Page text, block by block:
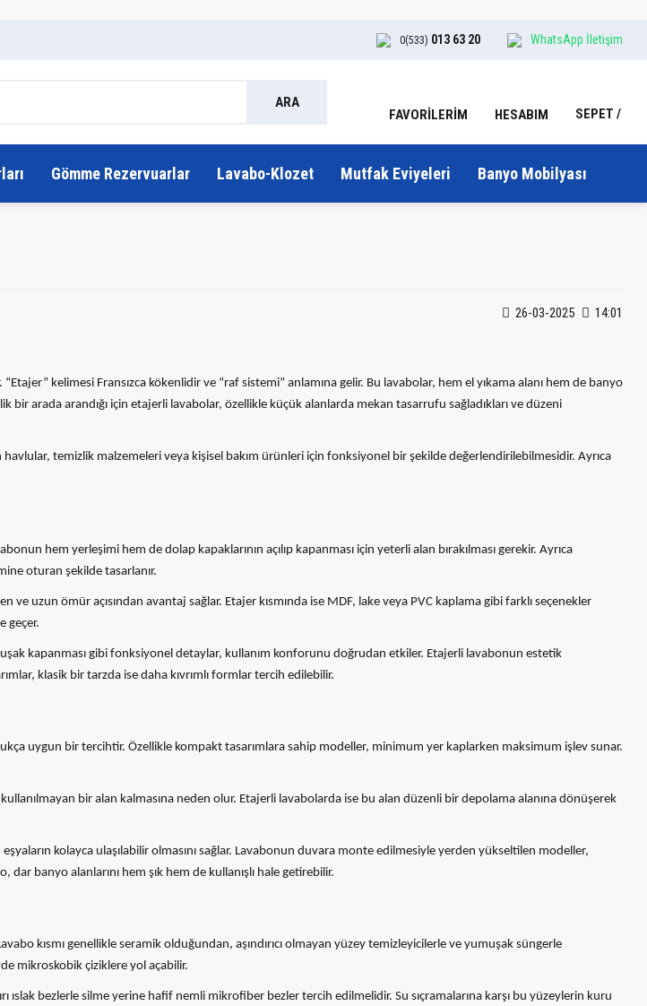
0(533) 013 63 20 WhatsApp İletişim
ARA
FAVORİLERİM HESABIM SEPET
Gömme Rezervuarlar Lavabo-Klozet Mutfak Eviyeleri Banyo Mobilyası
26-03-2025 14:01
kelimesi Fransızca kökenlidir ve “raf sistemi” anlamına gelir. Bu lavabolar, hem el yıkama alanı hem de banyo
bir arada arandığı için etajerli lavabolar, özellikle küçük alanlarda mekan tasarrufu sağladıkları ve düzeni
temizlik malzemeleri veya kişisel bakım ürünleri için fonksiyonel bir şekilde değerlendirilebilmesidir. Ayrıca
hem yerleşimi hem de dolap kapaklarının açılıp kapanması için yeterli alan bırakılması gerekir. Ayrıca
oturan şekilde tasarlanır.
uzun ömür açısından avantaj sağlar. Etajer kısmında ise MDF, lake veya PVC kaplama gibi farklı seçenekler
geçer.
kapanması gibi fonksiyonel detaylar, kullanım konforunu doğrudan etkiler. Etajerli lavabonun estetik
klasik bir tarzda ise daha kıvrımlı formlar tercih edilebilir.
uygun bir tercihtir. Özellikle kompakt tasarımlara sahip modeller, minimum yer kaplarken maksimum işlev sunar.
bir alan kalmasına neden olur. Etajerli lavabolarda ise bu alan düzenli bir depolama alanına dönüşerek
kolayca ulaşılabilir olmasını sağlar. Lavabonun duvara monte edilmesiyle yerden yükseltilen modeller,
banyo alanlarını hem şık hem de kullanışlı hale getirebilir.
kısmı genellikle seramik olduğundan, aşındırıcı olmayan yüzey temizleyicilerle ve yumuşak süngerle
mikroskobik çiziklere yol açabilir.
ıslak bezlerle silme yerine hafif nemli mikrofiber bezler tercih edilmelidir. Su sıçramalarına karşı bu yüzeylerin kuru